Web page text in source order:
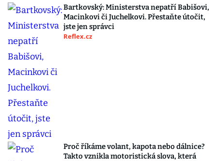
Bartkovský: Ministerstva nepatří Babišovi,
Macinkovi či Juchelkovi. Přestaňte útočit,
jste jen správci
Reflex.cz
Proč říkáme volant, kapota nebo dálnice?
Takto vznikla motoristická slova, která